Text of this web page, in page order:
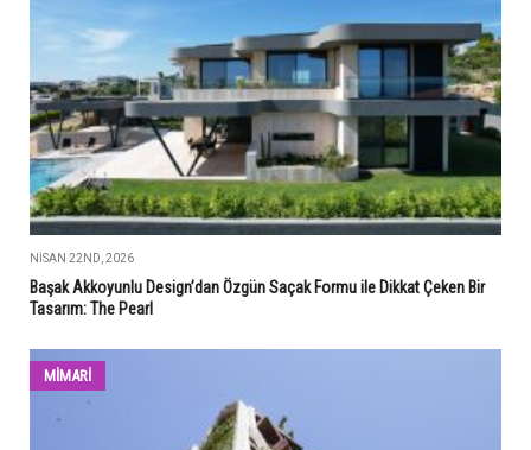
NISAN 22ND, 2026
Başak Akkoyunlu Design’dan Özgün Saçak Formu ile Dikkat Çeken Bir
Tasarım: The Pearl
MİMARİ